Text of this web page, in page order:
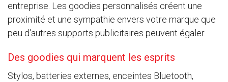
entreprise. Les goodies personnalisés créent une
proximité et une sympathie envers votre marque que
peu d'autres supports publicitaires peuvent égaler.
Des goodies qui marquent les esprits
Stylos, batteries externes, enceintes Bluetooth,